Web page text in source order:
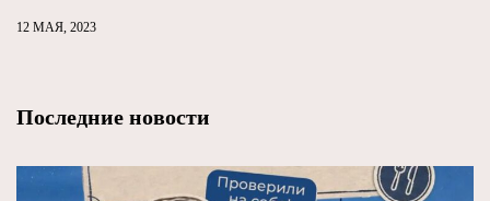
12 МАЯ, 2023
Последние новости